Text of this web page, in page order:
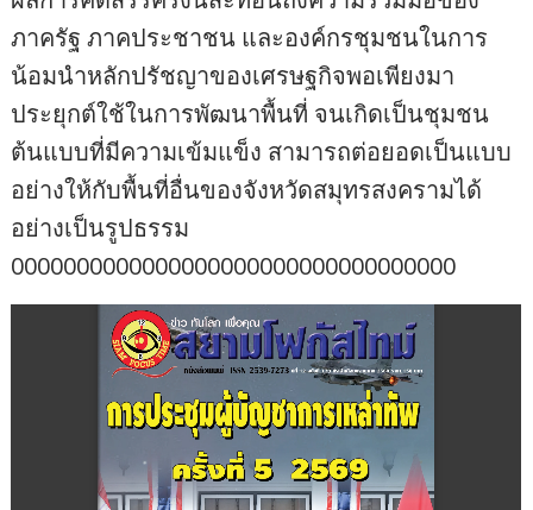
ภาครัฐ ภาคประชาชน และองค์กรชุมชนในการ
น้อมนำหลักปรัชญาของเศรษฐกิจพอเพียงมา
ประยุกต์ใช้ในการพัฒนาพื้นที่ จนเกิดเป็นชุมชน
ต้นแบบที่มีความเข้มแข็ง สามารถต่อยอดเป็นแบบ
อย่างให้กับพื้นที่อื่นของจังหวัดสมุทรสงครามได้
อย่างเป็นรูปธรรม
0000000000000000000000000000000000